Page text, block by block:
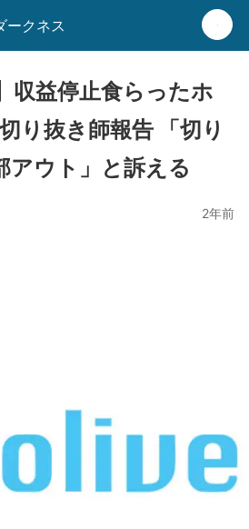
ークネス
収益停止食らったホ
り抜き師報告 「切り
アウト」と訴える
2年前